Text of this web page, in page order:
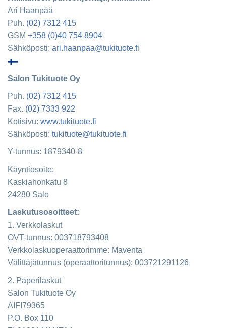
Ari Haanpää
Puh. (02) 7312 415
GSM +358 (0)40 754 8904
Sähköposti: ari.haanpaa@tukituote.fi
Salon Tukituote Oy
Puh. (02) 7312 415
Fax. (02) 7333 922
Kotisivu: www.tukituote.fi
Sähköposti: tukituote@tukituote.fi
Y-tunnus: 1879340-8
Käyntiosoite:
Kaskiahonkatu 8
24280 Salo
Laskutusosoitteet:
1. Verkkolaskut
OVT-tunnus: 003718793408
Verkkolaskuoperaattorimme: Maventa
Välittäjätunnus (operaattoritunnus): 003721291126
2. Paperilaskut
Salon Tukituote Oy
AIFI79365
P.O. Box 110